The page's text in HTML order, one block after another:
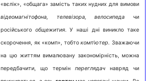
«вєлік», «общага» замість таких нудних для вимови
відеомагнітофона, телевізора, велосипеда чи
російського общежития. У наші дні виникло таке
скорочення, як «комп», тобтокомп’ютер. Зважаючи
на цю життям вималювану закономірність, можна
передбачити, що термін переглядач навряд чи